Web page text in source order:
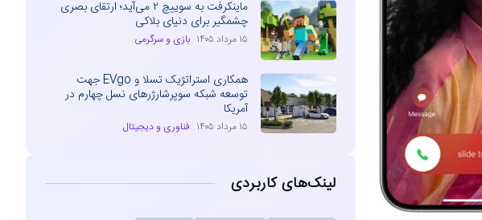
ماینکرفت به سوییچ ۲ می‌آید؛ ارتقای بصری
چشمگیر برای دنیای بلاکی
۱۵ مرداد ۱۴۰۵ بازی و سرگرمی
همکاری استراتژیک تسلا و EVgo جهت
توسعه شبکه سوپرشارژرهای نسل چهارم در
آمریکا
۱۵ مرداد ۱۴۰۵ فناوری و دیجیتال
لینک‌های کاربردی